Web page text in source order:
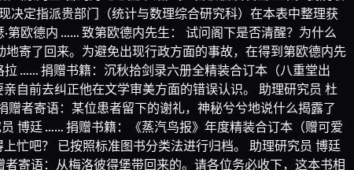
定指派贵部门（统计与数理综合研究科）在本表中整理获
第欧德内 …… 致第欧德内先生： 试问阁下是否清醒？为什么
寄了回来。为避免出现行政方面的事故，在得到第欧德内先
…… 捐赠书籍：沉秋拾剑录六册全精装合订本（八重堂出
自前去纠正他在文学审美方面的错误认识。 助理研究员 杜
者寄语：某位患者留下的谢礼，神秘兮兮地说什么揭露了
博廷 …… 捐赠书籍：《蒸汽鸟报》年度精装合订本（赠可爱
忙吧？ 已按照标准图书分类法进行归档。 助理研究员 博廷
寄语：从梅洛彼得堡带回来的。请各位务必收下，这本书相